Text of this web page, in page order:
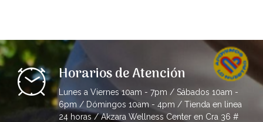
Horarios de Atención
Lunes a Viernes 10am - 7pm / Sábados 10am -
6pm / Dómingos 10am - 4pm / Tienda en linea
24 horas / Akzara Wellness Center en Cra 36 #